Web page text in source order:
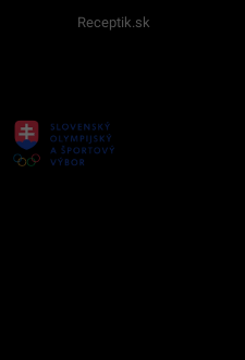
Receptik.sk